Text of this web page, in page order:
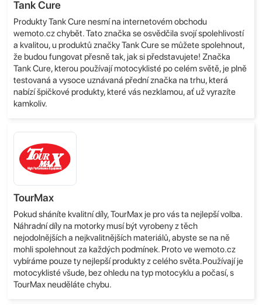
Tank Cure
Produkty Tank Cure nesmí na internetovém obchodu
wemoto.cz chybět. Tato značka se osvědčila svojí spolehlivostí
a kvalitou, u produktů značky Tank Cure se můžete spolehnout,
že budou fungovat přesně tak, jak si představujete! Značka
Tank Cure, kterou používají motocyklisté po celém světě, je plně
testovaná a vysoce uznávaná přední značka na trhu, která
nabízí špičkové produkty, které vás nezklamou, ať už vyrazíte
kamkoliv.
TourMax
Pokud sháníte kvalitní díly, TourMax je pro vás ta nejlepší volba.
Náhradní díly na motorky musí být vyrobeny z těch
nejodolnějších a nejkvalitnějších materiálů, abyste se na ně
mohli spolehnout za každých podmínek. Proto ve wemoto.cz
vybíráme pouze ty nejlepší produkty z celého světa.Používají je
motocyklisté všude, bez ohledu na typ motocyklu a počasí, s
TourMax neuděláte chybu.